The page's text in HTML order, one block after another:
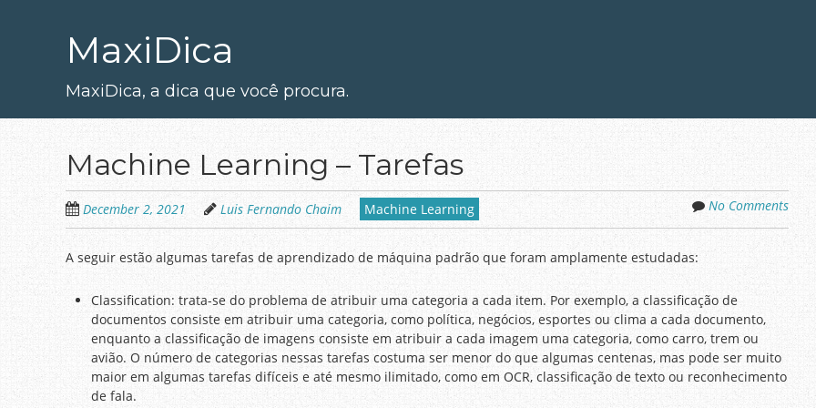
MaxiDica
MaxiDica, a dica que você procura.
Machine Learning – Tarefas
December 2, 2021 Luis Fernando Chaim Machine Learning No Comments
A seguir estão algumas tarefas de aprendizado de máquina padrão que foram amplamente estudadas:
Classification: trata-se do problema de atribuir uma categoria a cada item. Por exemplo, a classificação de
documentos consiste em atribuir uma categoria, como política, negócios, esportes ou clima a cada documento,
enquanto a classificação de imagens consiste em atribuir a cada imagem uma categoria, como carro, trem ou
avião. O número de categorias nessas tarefas costuma ser menor do que algumas centenas, mas pode ser muito
maior em algumas tarefas difíceis e até mesmo ilimitado, como em OCR, classificação de texto ou reconhecimento
de fala.